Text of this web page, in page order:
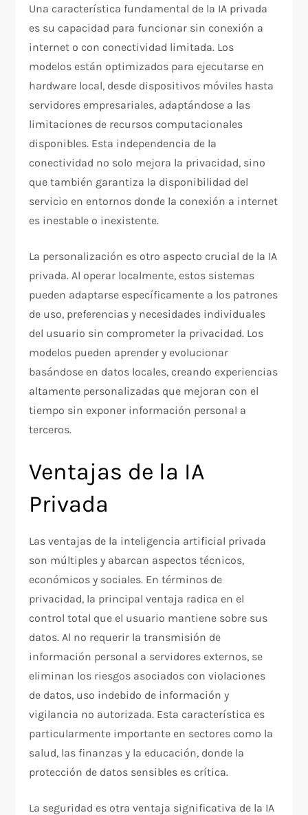
Una característica fundamental de la IA privada
es su capacidad para funcionar sin conexión a
internet o con conectividad limitada. Los
modelos están optimizados para ejecutarse en
hardware local, desde dispositivos móviles hasta
servidores empresariales, adaptándose a las
limitaciones de recursos computacionales
disponibles. Esta independencia de la
conectividad no solo mejora la privacidad, sino
que también garantiza la disponibilidad del
servicio en entornos donde la conexión a internet
es inestable o inexistente.
La personalización es otro aspecto crucial de la IA
privada. Al operar localmente, estos sistemas
pueden adaptarse específicamente a los patrones
de uso, preferencias y necesidades individuales
del usuario sin comprometer la privacidad. Los
modelos pueden aprender y evolucionar
basándose en datos locales, creando experiencias
altamente personalizadas que mejoran con el
tiempo sin exponer información personal a
terceros.
Ventajas de la IA
Privada
Las ventajas de la inteligencia artificial privada
son múltiples y abarcan aspectos técnicos,
económicos y sociales. En términos de
privacidad, la principal ventaja radica en el
control total que el usuario mantiene sobre sus
datos. Al no requerir la transmisión de
información personal a servidores externos, se
eliminan los riesgos asociados con violaciones
de datos, uso indebido de información y
vigilancia no autorizada. Esta característica es
particularmente importante en sectores como la
salud, las finanzas y la educación, donde la
protección de datos sensibles es crítica.
La seguridad es otra ventaja significativa de la IA